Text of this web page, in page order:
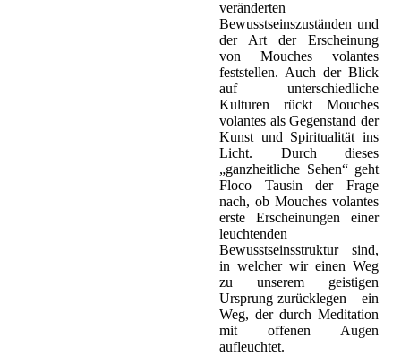
veränderten
Bewusstseinszuständen und
der Art der Erscheinung
von Mouches volantes
feststellen. Auch der Blick
auf unterschiedliche
Kulturen rückt Mouches
volantes als Gegenstand der
Kunst und Spiritualität ins
Licht. Durch dieses
„ganzheitliche Sehen“ geht
Floco Tausin der Frage
nach, ob Mouches volantes
erste Erscheinungen einer
leuchtenden
Bewusstseinsstruktur sind,
in welcher wir einen Weg
zu unserem geistigen
Ursprung zurücklegen – ein
Weg, der durch Meditation
mit offenen Augen
aufleuchtet.